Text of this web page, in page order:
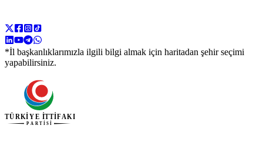
*İl başkanlıklarımızla ilgili bilgi almak için haritadan şehir seçimi
yapabilirsiniz.